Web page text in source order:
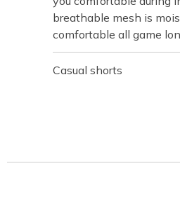
breathable mesh is
comfortable all game
Casual shorts